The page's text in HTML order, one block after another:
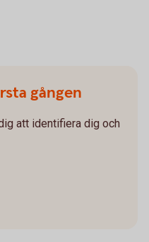
gången
att identifiera dig och